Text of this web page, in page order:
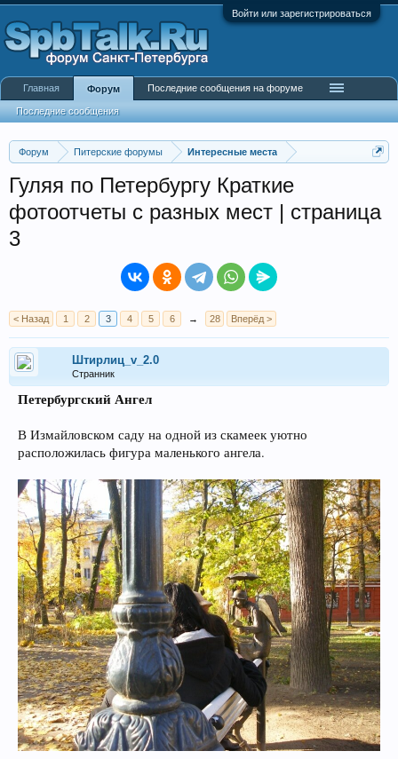
Войти или зарегистрироваться
Форум Питерские форумы Интересные места
Гуляя по Петербургу Краткие
фотоотчеты с разных мест | страница
3
< Назад 1 2 3 4 5 6 → 28 Вперёд >
Штирлиц_v_2.0
Странник
Петербургский Ангел
В Измайловском саду на одной из скамеек уютно
расположилась фигура маленького ангела.
Главная Форум
Последние сообщения
Последние сообщения на форуме